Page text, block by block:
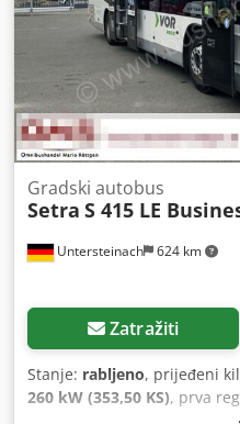
Untersteinach 624 km
Gradski autobus
Setra S 415 LE
Zatražiti
Stanje: rabljeno, prijeđeni
260 kW (353,50 KS), prva